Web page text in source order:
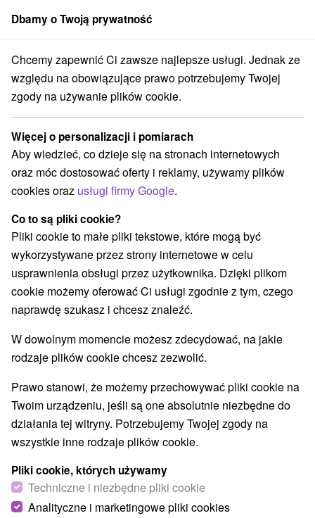
członek grupySorger
Hotel Tri Studničky dla dorosłych: Wellness z górską plażą,
Hotel Tri Studničky dla dorosłych:
Wellness z górską plażą, kolejkami
linowymi, karnetami narciarskimi i
szybkim karnetem w cenie
Tri Studničky Adult friendly hotel Jasná
Wybierz datę
Przejdź do lokalizacji
doskonały
Dbamy o Twoją prywatność
Chcemy zapewnić Ci zawsze najlepsze usługi. Jednak ze
względu na obowiązujące prawo potrzebujemy Twojej
zgody na używanie plików cookie.
Więcej o personalizacji i pomiarach
Aby wiedzieć, co dzieje się na stronach internetowych
oraz móc dostosować oferty i reklamy, używamy plików
cookies oraz usługi firmy Google.
Co to są pliki cookie?
Pliki cookie to małe pliki tekstowe, które mogą być
wykorzystywane przez strony internetowe w celu
usprawnienia obsługi przez użytkownika. Dzięki plikom
cookie możemy oferować Ci usługi zgodnie z tym, czego
naprawdę szukasz i chcesz znaleźć.
W dowolnym momencie możesz zdecydować, na jakie
rodzaje plików cookie chcesz zezwolić.
Prawo stanowi, że możemy przechowywać pliki cookie na
Twoim urządzeniu, jeśli są one absolutnie niezbędne do
działania tej witryny. Potrzebujemy Twojej zgody na
wszystkie inne rodzaje plików cookie.
Pliki cookie, których używamy
Techniczne i niezbędne pliki cookie
Analityczne i marketingowe pliki cookies